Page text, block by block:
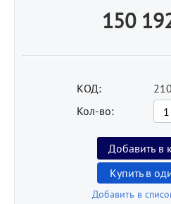
150
КОД:
Кол-во:
Добавить в
Купить в
Добавить в